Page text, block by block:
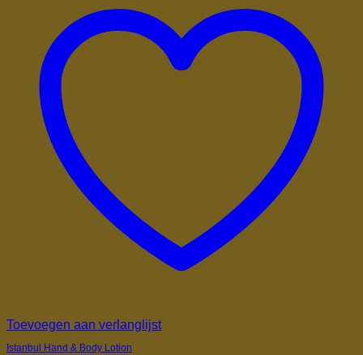
Toevoegen aan verlanglijst
Istanbul Hand & Body Lotion